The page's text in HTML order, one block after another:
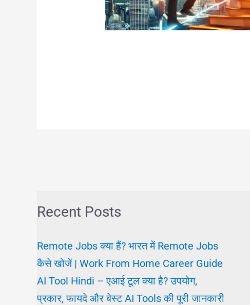
Recent Posts
Remote Jobs क्या हैं? भारत में Remote Jobs
कैसे खोजें | Work From Home Career Guide
AI Tool Hindi – एआई टूल क्या है? उपयोग,
प्रकार, फायदे और बेस्ट AI Tools की पूरी जानकारी